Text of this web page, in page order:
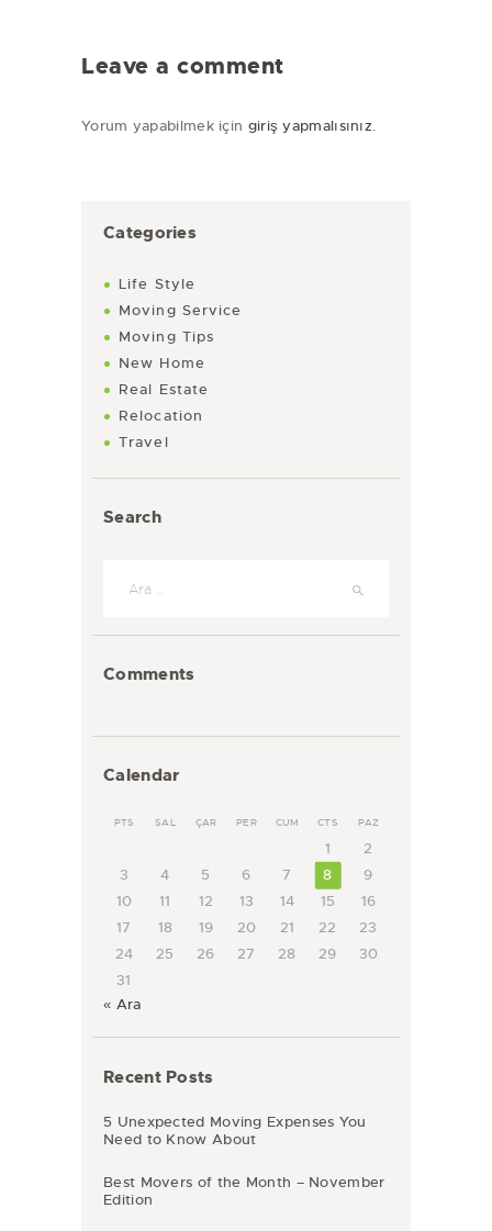
Leave a comment
Yorum yapabilmek için giriş yapmalısınız.
Categories
Life Style
Moving Service
Moving Tips
New Home
Real Estate
Relocation
Travel
Search
Comments
Calendar
PTS SAL ÇAR PER CUM CTS PAZ
1
2
3
4 5 6 7 8
9
10
11 12 13 14 15
16
17
18 19 20 21 22
23
24
25 26 27 28 29
30
31
« Ara
Recent Posts
5 Unexpected Moving Expenses You
Need to Know About
Best Movers of the Month – November
Edition